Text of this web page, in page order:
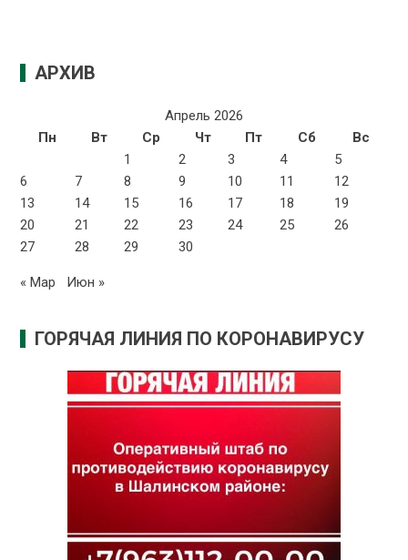
АРХИВ
Апрель 2026
Пн
Вт Ср Чт Пт Сб
Вс
1
2 3 4
5
6
7 8 9 10 11
12
13
14 15 16 17 18
19
20
21 22 23 24 25
26
27
28 29 30
« Мар Июн »
ГОРЯЧАЯ ЛИНИЯ ПО КОРОНАВИРУСУ